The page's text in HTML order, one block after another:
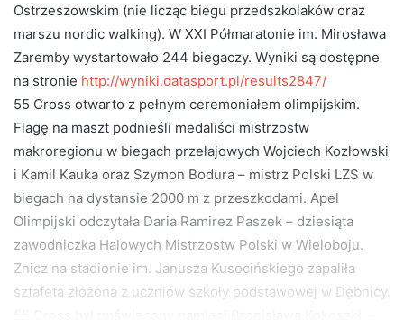
Ostrzeszowskim (nie licząc biegu przedszkolaków oraz
marszu nordic walking). W XXI Półmaratonie im. Mirosława
Zaremby wystartowało 244 biegaczy. Wyniki są dostępne
na stronie http://wyniki.datasport.pl/results2847/
55 Cross otwarto z pełnym ceremoniałem olimpijskim.
Flagę na maszt podnieśli medaliści mistrzostw
makroregionu w biegach przełajowych Wojciech Kozłowski
i Kamil Kauka oraz Szymon Bodura – mistrz Polski LZS w
biegach na dystansie 2000 m z przeszkodami. Apel
Olimpijski odczytała Daria Ramirez Paszek – dziesiąta
zawodniczka Halowych Mistrzostw Polski w Wieloboju.
Znicz na stadionie im. Janusza Kusocińskiego zapaliła
sztafeta złożona z uczniów szkoły podstawowej w Dębnicy.